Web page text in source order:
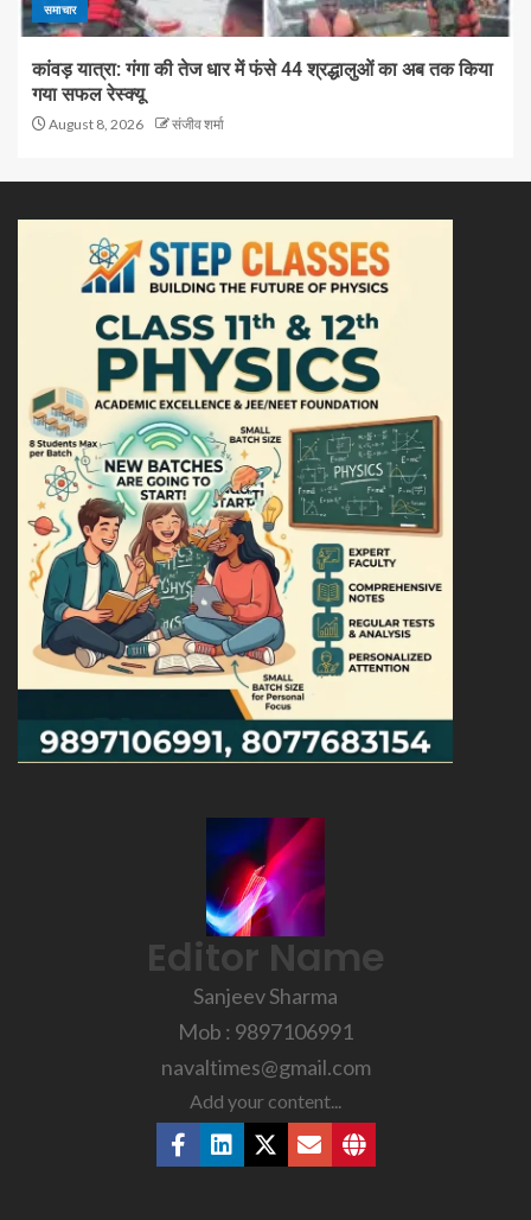
समाचार
कांवड़ यात्रा: गंगा की तेज धार में फंसे 44 श्रद्धालुओं का अब तक किया
गया सफल रेस्क्यू
August 8, 2026 संजीव शर्मा
Editor Name
Sanjeev Sharma
Mob : 9897106991
navaltimes@gmail.com
Add your content...